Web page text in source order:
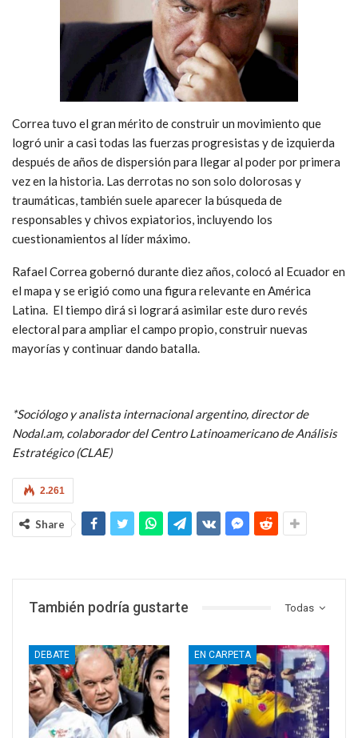
Correa tuvo el gran mérito de construir un movimiento que
logró unir a casi todas las fuerzas progresistas y de izquierda
después de años de dispersión para llegar al poder por primera
vez en la historia. Las derrotas no son solo dolorosas y
traumáticas, también suele aparecer la búsqueda de
responsables y chivos expiatorios, incluyendo los
cuestionamientos al líder máximo.
Rafael Correa gobernó durante diez años, colocó al Ecuador en
el mapa y se erigió como una figura relevante en América
Latina. El tiempo dirá si logrará asimilar este duro revés
electoral para ampliar el campo propio, construir nuevas
mayorías y continuar dando batalla.
*Sociólogo y analista internacional argentino, director de
Nodal.am, colaborador del Centro Latinoamericano de Análisis
Estratégico (CLAE)
2.261
Share
Todas
También podría gustarte
DEBATE EN CARPETA